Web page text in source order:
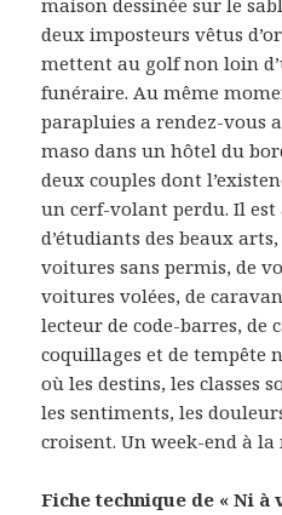
maison dessinée sur le
deux imposteurs vêtus
mettent au golf non loin
funéraire. Au même
parapluies a rendez-vous
maso dans un hôtel du
deux couples dont
un cerf-volant perdu. Il est
d’étudiants des beaux
voitures sans permis, de
voitures volées, de
lecteur de code-barres, de
coquillages et de tempête
où les destins, les classes
les sentiments, les
croisent. Un week-end à la
Fiche technique de « Ni à